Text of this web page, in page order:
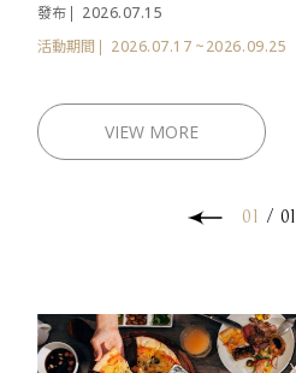
發布 2026.07.15
活動期間 2026.07.17 ~2026.09.25
VIEW MORE
01 / 01